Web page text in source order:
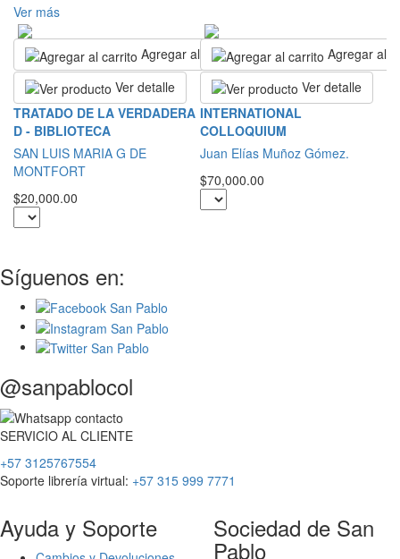
Ver más
Agregar al carrito
Ver detalle
TRATADO DE LA VERDADERA
D - BIBLIOTECA
SAN LUIS MARIA G DE
MONTFORT
$20,000.00
Agregar al
Ver detalle
INTERNATIONAL
COLLOQUIUM
Juan Elías Muñoz Gómez.
$70,000.00
Síguenos en:
@sanpablocol
SERVICIO AL CLIENTE
+57 3125767554
Soporte librería virtual: +57 315 999 7771
Ayuda y Soporte Sociedad de San
Pablo